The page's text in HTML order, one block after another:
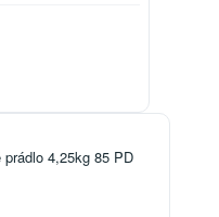
4,25kg 85 PD